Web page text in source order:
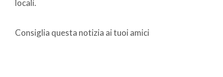
locali.
Consiglia questa notizia ai tuoi amici